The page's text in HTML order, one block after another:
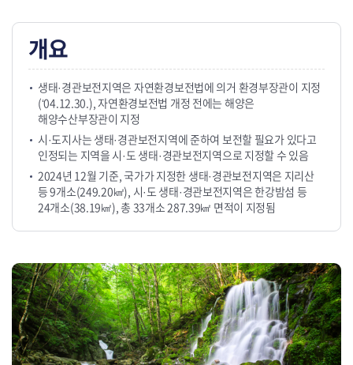
개요
생태·경관보전지역은 자연환경보전법에 의거 환경부장관이 지정
(‘04.12.30.), 자연환경보전법 개정 전에는 해양은
해양수산부장관이 지정
시·도지사는 생태·경관보전지역에 준하여 보전할 필요가 있다고
인정되는 지역을 시·도 생태·경관보전지역으로 지정할 수 있음
2024년 12월 기준, 국가가 지정한 생태·경관보전지역은 지리산
등 9개소(249.20㎢), 시·도 생태·경관보전지역은 한강밤섬 등
24개소(38.19㎢), 총 33개소 287.39㎢ 면적이 지정됨